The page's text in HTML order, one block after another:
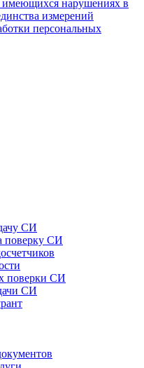
имеющихся нарушениях в
измерений
персональных
СИ
поверку СИ
поверки СИ
СИ